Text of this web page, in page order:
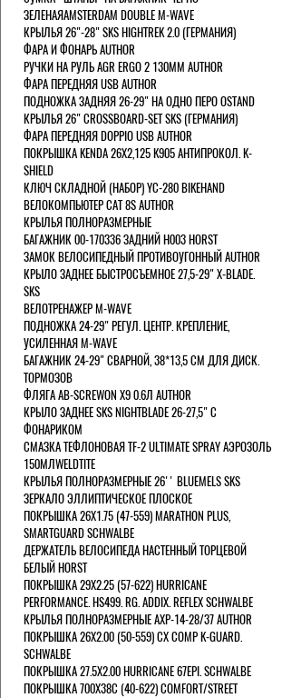
ЗЕЛЕНАЯAMSTERDAM DOUBLE M-WAVE
КРЫЛЬЯ 26"-28" SKS HIGHTREK 2.0 (ГЕРМАНИЯ)
ФАРА И ФОНАРЬ AUTHOR
РУЧКИ НА РУЛЬ AGR ERGO 2 130ММ AUTHOR
ФАРА ПЕРЕДНЯЯ USB AUTHOR
ПОДНОЖКА ЗАДНЯЯ 26-29" НА ОДНО ПЕРО OSTAND
КРЫЛЬЯ 26" CROSSBOARD-SET SKS (ГЕРМАНИЯ)
ФАРА ПЕРЕДНЯЯ DOPPIO USB AUTHOR
ПОКРЫШКА KENDA 26Х2,125 K905 АНТИПРОКОЛ. K-
SHIELD
КЛЮЧ СКЛАДНОЙ (НАБОР) YC-280 BIKEHAND
ВЕЛОКОМПЬЮТЕР CAT 8S AUTHOR
КРЫЛЬЯ ПОЛНОРАЗМЕРНЫЕ
БАГАЖНИК 00-170336 ЗАДНИЙ H003 HORST
ЗАМОК ВЕЛОСИПЕДНЫЙ ПРОТИВОУГОННЫЙ AUTHOR
КРЫЛО ЗАДНЕЕ БЫСТРОСЪЕМНОЕ 27,5-29" X-BLADE.
SKS
ВЕЛОТРЕНАЖЕР M-WAVE
ПОДНОЖКА 24-29" РЕГУЛ. ЦЕНТР. КРЕПЛЕНИЕ,
УСИЛЕННАЯ M-WAVE
БАГАЖНИК 24-29" СВАРНОЙ, 38*13,5 СМ ДЛЯ ДИСК.
ТОРМОЗОВ
ФЛЯГА AB-SCREWON X9 0.6Л AUTHOR
КРЫЛО ЗАДНЕЕ SKS NIGHTBLADE 26-27,5" С
ФОНАРИКОМ
СМАЗКА ТЕФЛОНОВАЯ TF-2 ULTIMATE SPRAY АЭРОЗОЛЬ
150МЛWELDTITE
КРЫЛЬЯ ПОЛНОРАЗМЕРНЫЕ 26'' BLUEMELS SKS
ЗЕРКАЛО ЭЛЛИПТИЧЕСКОЕ ПЛОСКОЕ
ПОКРЫШКА 26X1.75 (47-559) MARATHON PLUS,
SMARTGUARD SCHWALBE
ДЕРЖАТЕЛЬ ВЕЛОCИПЕДА НАСТЕННЫЙ ТОРЦЕВОЙ
БЕЛЫЙ HORST
ПОКРЫШКА 29X2.25 (57-622) HURRICANE
PERFORMANCE. HS499. RG. ADDIX. REFLEX SCHWALBE
КРЫЛЬЯ ПОЛНОРАЗМЕРНЫЕ AXP-14-28/37 AUTHOR
ПОКРЫШКА 26X2.00 (50-559) CX COMP K-GUARD.
SCHWALBE
ПОКРЫШКА 27.5X2.00 HURRICANE 67EPI. SCHWALBE
ПОКРЫШКА 700X38С (40-622) COMFORT/STREET